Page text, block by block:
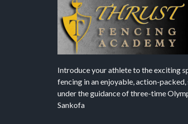
Introduce your athlete to the exciting
fencing in an enjoyable, action-packed,
under the guidance of three-time
Sankofa